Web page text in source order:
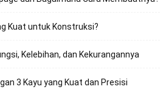
Kuat untuk Konstruksi?
Kelebihan, dan Kekurangannya
3 Kayu yang Kuat dan Presisi